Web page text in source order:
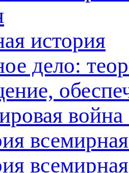
история
дело:
война